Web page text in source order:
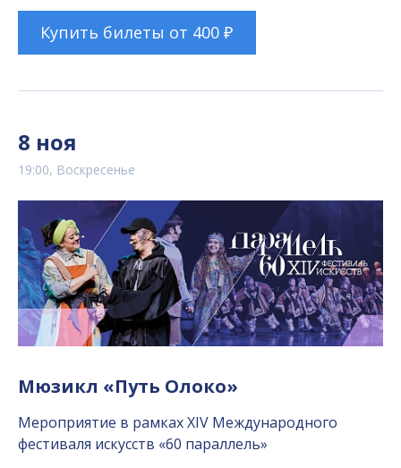
Купить билеты от 400 ₽
8 ноя
19:00, Воскресенье
Мюзикл «Путь Олоко»
Мероприятие в рамках XIV Международного
фестиваля искусств «60 параллель»